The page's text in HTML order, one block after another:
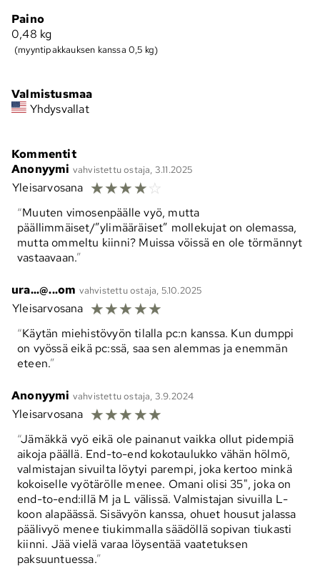
Paino
0,48 kg
(myyntipakkauksen kanssa 0,5 kg)
Valmistusmaa
Yhdysvallat
Kommentit
Anonyymi vahvistettu ostaja, 3.11.2025
Yleisarvosana ☆☆☆☆☆
Muuten vimosenpäälle vyö, mutta
päällimmäiset/”ylimääräiset” mollekujat on olemassa,
mutta ommeltu kiinni? Muissa vöissä en ole törmännyt
vastaavaan.
ura...@...om vahvistettu ostaja, 5.10.2025
Yleisarvosana ☆☆☆☆☆
Käytän miehistövyön tilalla pc:n kanssa. Kun dumppi
on vyössä eikä pc:ssä, saa sen alemmas ja enemmän
eteen.
Anonyymi vahvistettu ostaja, 3.9.2024
Yleisarvosana ☆☆☆☆☆
Jämäkkä vyö eikä ole painanut vaikka ollut pidempiä
aikoja päällä. End-to-end kokotaulukko vähän hölmö,
valmistajan sivuilta löytyi parempi, joka kertoo minkä
kokoiselle vyötärölle menee. Omani olisi 35", joka on
end-to-end:illä M ja L välissä. Valmistajan sivuilla L-
koon alapäässä. Sisävyön kanssa, ohuet housut jalassa
päälivyö menee tiukimmalla säädöllä sopivan tiukasti
kiinni. Jää vielä varaa löysentää vaatetuksen
paksuuntuessa.